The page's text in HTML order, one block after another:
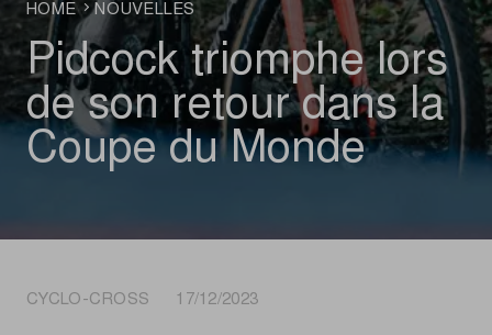
HOME NOUVELLES
Pidcock triomphe lors
de son retour dans la
Coupe du Monde
CYCLO-CROSS 17/12/2023